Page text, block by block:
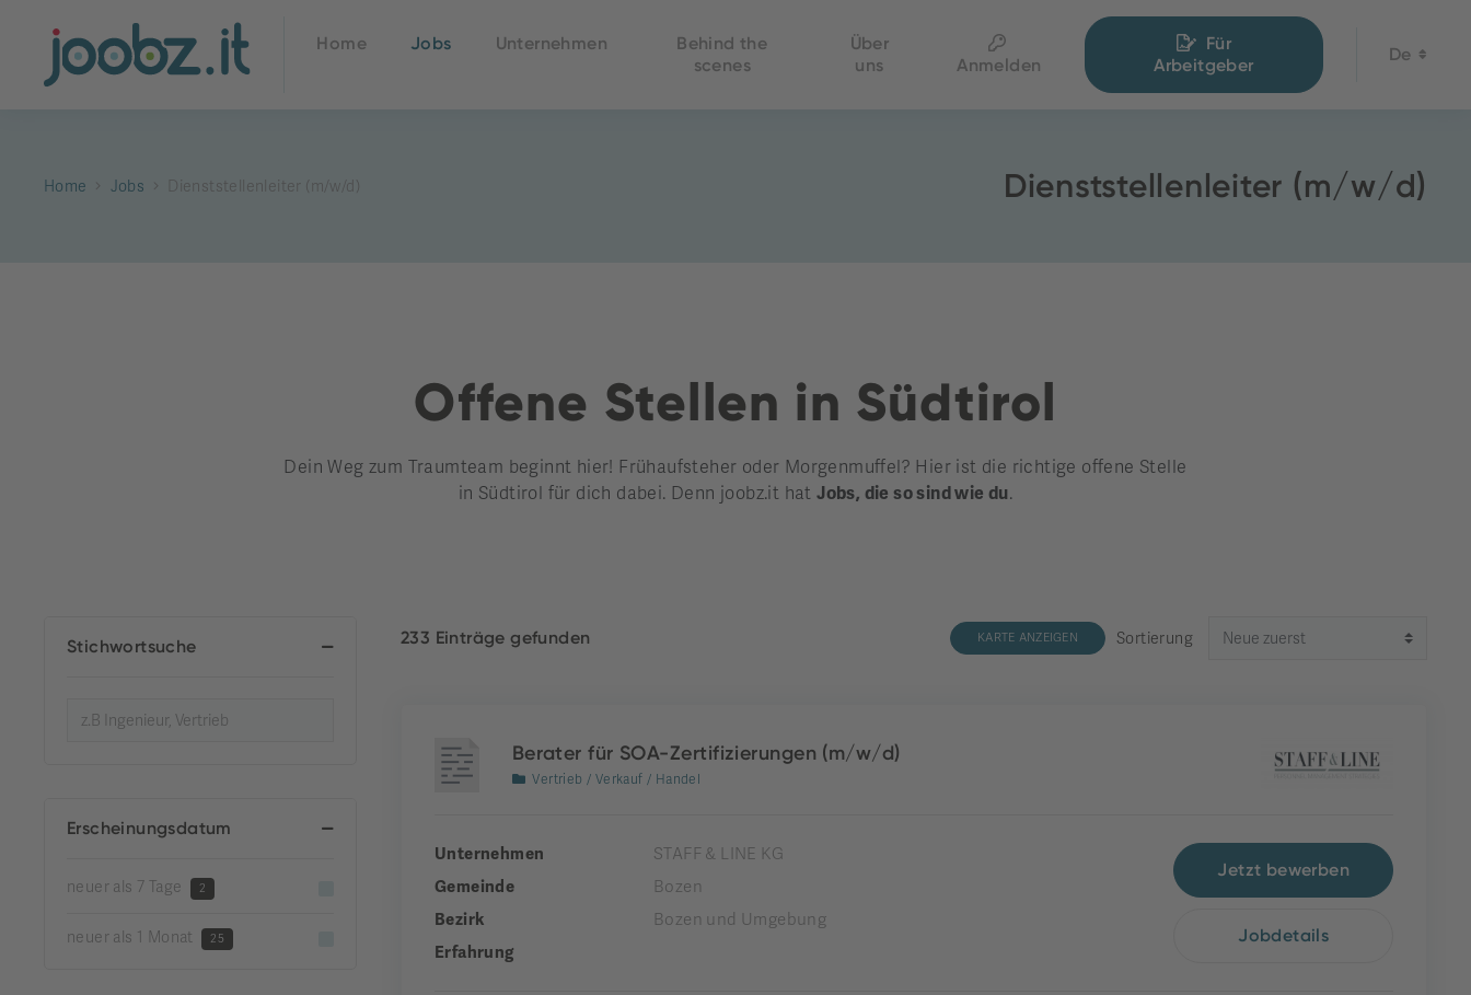
Home Jobs Unternehmen
Behind the
scenes
Über
uns
Anmelden
Für
Arbeitgeber
De
Home Jobs Dienststellenleiter (m/w/d) Dienststellenleiter (m/w/d)
Offene Stellen in Südtirol
Dein Weg zum Traumteam beginnt hier! Frühaufsteher oder Morgenmuffel? Hier ist die richtige offene Stelle
in Südtirol für dich dabei. Denn joobz.it hatJobs, die so sind wie du.
Stichwortsuche
Erscheinungsdatum
neuer als 7 Tage 2
neuer als 1 Monat 25
233 Einträge gefunden KARTE ANZEIGEN Sortierung
Berater für SOA-Zertifizierungen (m/w/d)
Vertrieb / Verkauf / Handel
Unternehmen
STAFF & LINE KG
Gemeinde
Bozen
Bezirk
Bozen und Umgebung
Erfahrung
Jetzt bewerben
Jobdetails